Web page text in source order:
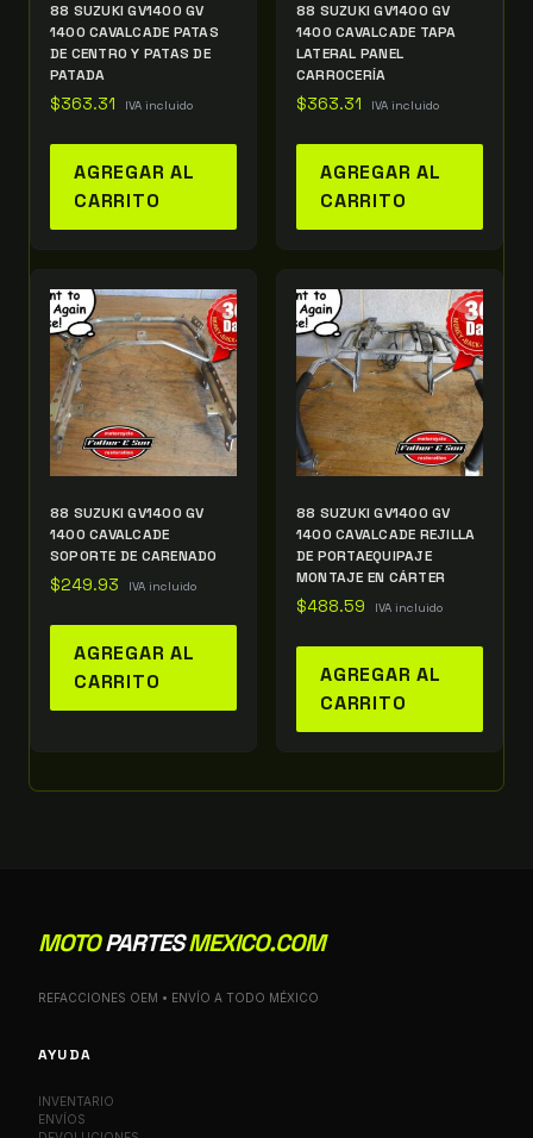
88 SUZUKI GV1400 GV
1400 CAVALCADE PATAS
DE CENTRO Y PATAS DE
PATADA
$363.31 IVA incluido
AGREGAR AL
CARRITO
88 SUZUKI GV1400 GV
1400 CAVALCADE TAPA
LATERAL PANEL
CARROCERÍA
$363.31 IVA incluido
AGREGAR AL
CARRITO
88 SUZUKI GV1400 GV
1400 CAVALCADE
SOPORTE DE CARENADO
$249.93 IVA incluido
AGREGAR AL
CARRITO
88 SUZUKI GV1400 GV
1400 CAVALCADE REJILLA
DE PORTAEQUIPAJE
MONTAJE EN CÁRTER
$488.59 IVA incluido
AGREGAR AL
CARRITO
MOTOPARTESMEXICO.COM
REFACCIONES OEM • ENVÍO A TODO MÉXICO
AYUDA
INVENTARIO
ENVÍOS